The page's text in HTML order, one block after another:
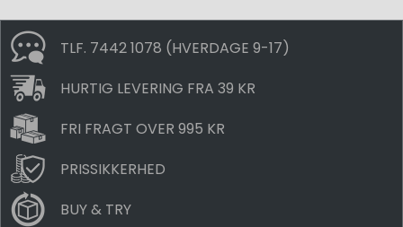
TLF. 7442 1078 (HVERDAGE 9-17)
HURTIG LEVERING FRA 39 KR
FRI FRAGT OVER 995 KR
PRISSIKKERHED
BUY & TRY